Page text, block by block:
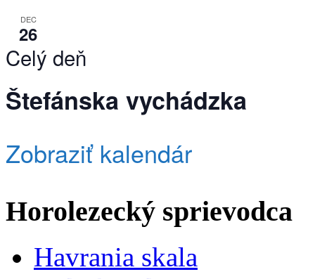
DEC
26
Celý deň
Štefánska vychádzka
Zobraziť kalendár
Horolezecký sprievodca
Havrania skala